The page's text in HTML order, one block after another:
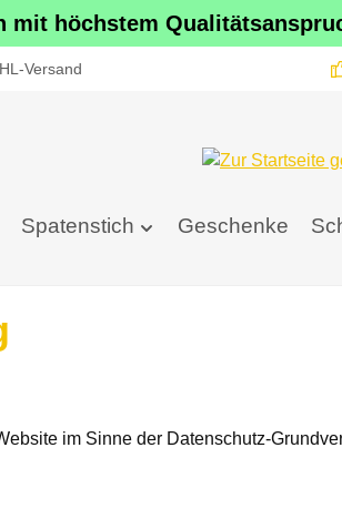
mit höchstem
Versand
Spatenstich Geschenke
im Sinne der Datenschutz-